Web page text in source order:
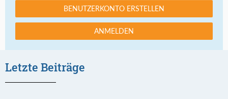
BENUTZERKONTO ERSTELLEN
ANMELDEN
Letzte Beiträge